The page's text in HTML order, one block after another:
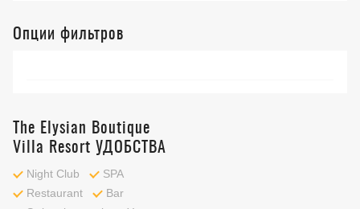
Опции фильтров
The Elysian Boutique
Villa Resort УДОБСТВА
Night Club
SPA
Restaurant
Bar